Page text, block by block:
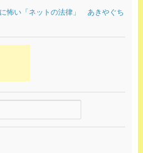
怖い「ネットの法律」 あきやぐち